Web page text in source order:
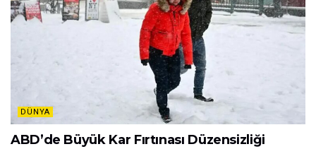
DÜNYA
ABD’de Büyük Kar Fırtınası Düzensizliği